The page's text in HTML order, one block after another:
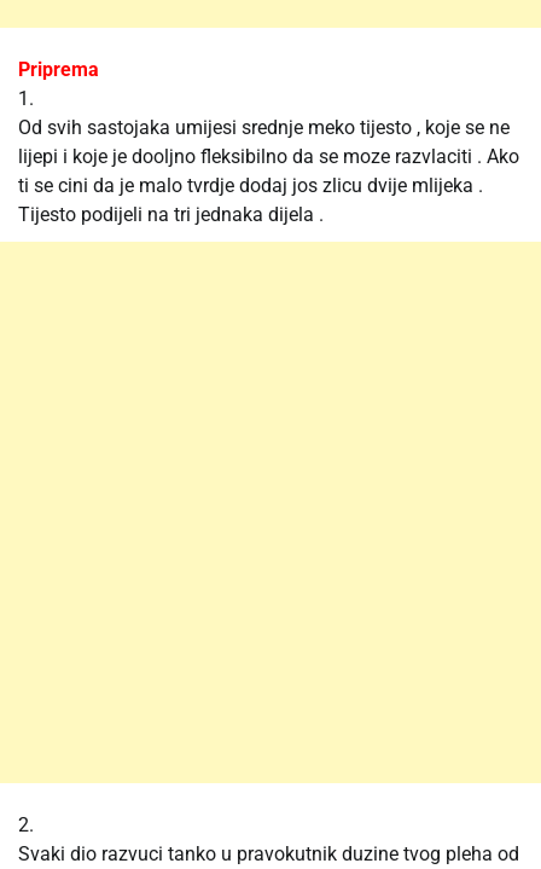
Priprema
1.
Od svih sastojaka umijesi srednje meko tijesto , koje se ne
lijepi i koje je dooljno fleksibilno da se moze razvlaciti . Ako
ti se cini da je malo tvrdje dodaj jos zlicu dvije mlijeka .
Tijesto podijeli na tri jednaka dijela .
2.
Svaki dio razvuci tanko u pravokutnik duzine tvog pleha od